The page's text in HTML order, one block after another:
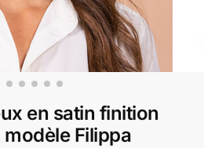
en satin finition
Filippa